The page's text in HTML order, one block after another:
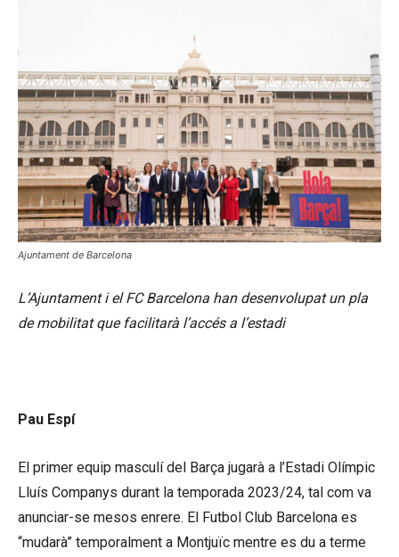
Ajuntament de Barcelona
L’Ajuntament i el FC Barcelona han desenvolupat un pla
de mobilitat que facilitarà l’accés a l’estadi
Pau Espí
El primer equip masculí del Barça jugarà a l’Estadi Olímpic
Lluís Companys durant la temporada 2023/24, tal com va
anunciar-se mesos enrere. El Futbol Club Barcelona es
“mudarà” temporalment a Montjuïc mentre es du a terme